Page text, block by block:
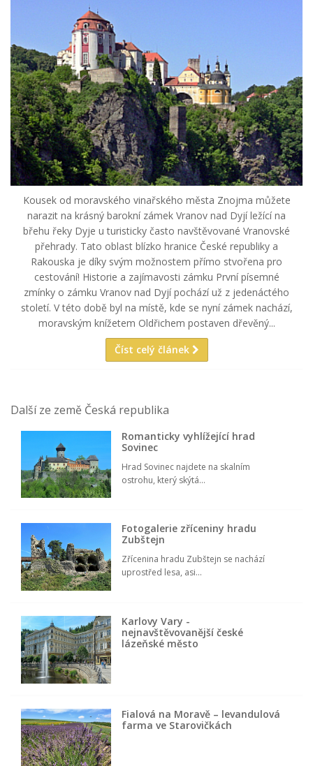
Kousek od moravského vinařského města Znojma můžete
narazit na krásný barokní zámek Vranov nad Dyjí ležící na
břehu řeky Dyje u turisticky často navštěvované Vranovské
přehrady. Tato oblast blízko hranice České republiky a
Rakouska je díky svým možnostem přímo stvořena pro
cestování! Historie a zajímavosti zámku První písemné
zmínky o zámku Vranov nad Dyjí pochází už z jedenáctého
století. V této době byl na místě, kde se nyní zámek nachází,
moravským knížetem Oldřichem postaven dřevěný...
Číst celý článek
Další ze země Česká republika
Romanticky vyhlížející hrad
Sovinec
Hrad Sovinec najdete na skalním
ostrohu, který skýtá...
Fotogalerie zříceniny hradu
Zubštejn
Zřícenina hradu Zubštejn se nachází
uprostřed lesa, asi...
Karlovy Vary -
nejnavštěvovanější české
lázeňské město
Fialová na Moravě – levandulová
farma ve Starovičkách